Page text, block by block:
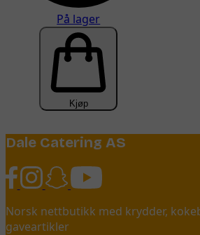
På lager
Kjøp
Dale Catering AS
Norsk nettbutikk med krydder,
gaveartikler